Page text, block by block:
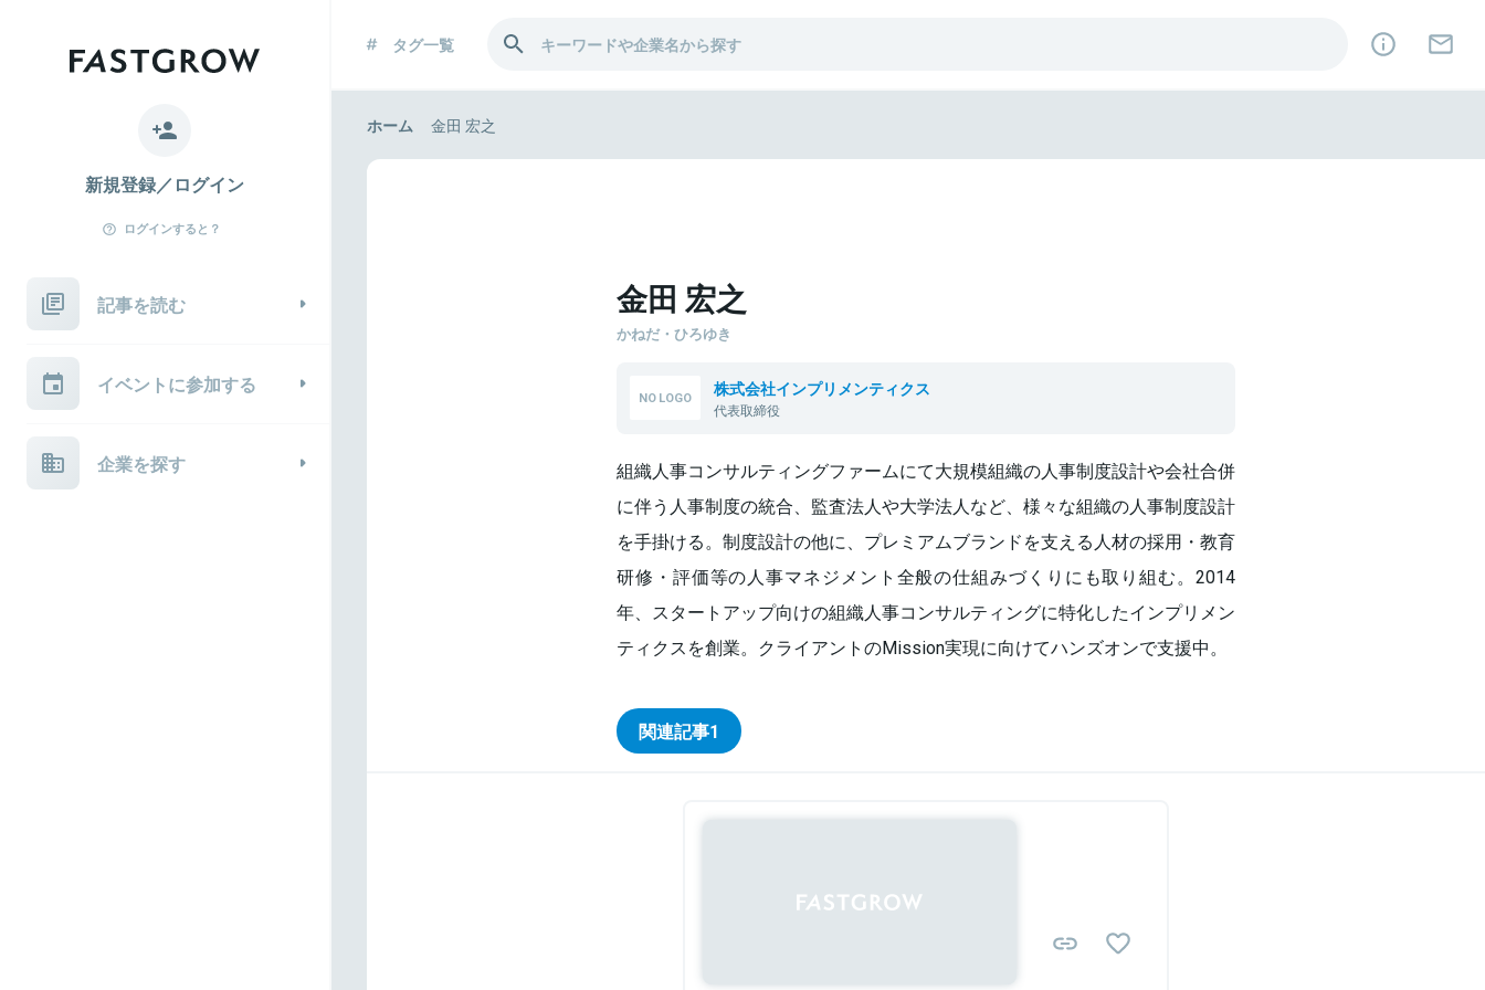
新規登録／ログイン
ログインすると？
記事を読む
イベントに参加する
企業を探す
タグ一覧
ホーム 金田 宏之
金田 宏之
かねだ・ひろゆき
株式会社インプリメンティクス
代表取締役
組織人事コンサルティングファームにて大規模組織の人事制度設計や会社合併
に伴う人事制度の統合、監査法人や大学法人など、様々な組織の人事制度設計
を手掛ける。制度設計の他に、プレミアムブランドを支える人材の採用・教育
研修・評価等の人事マネジメント全般の仕組みづくりにも取り組む。2014
年、スタートアップ向けの組織人事コンサルティングに特化したインプリメン
ティクスを創業。クライアントのMission実現に向けてハンズオンで支援中。
関連記事1